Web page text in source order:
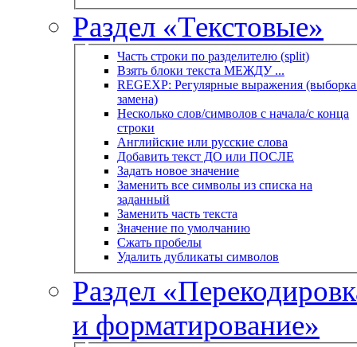
Раздел «Текстовые»
Часть строки по разделителю (split)
Взять блоки текста МЕЖДУ ...
REGEXP: Регулярные выражения
замена)
Несколько слов/символов с начала/с конца
строки
Английские или русские слова
Добавить текст ДО или ПОСЛЕ
Задать новое значение
Заменить все символы из списка на
заданный
Заменить часть текста
Значение по умолчанию
Сжать пробелы
Удалить дубликаты символов
Раздел
и форматирование»